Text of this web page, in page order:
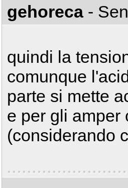
gehoreca -
quindi la
comunque
parte si mette
e per gli amper
(considerando